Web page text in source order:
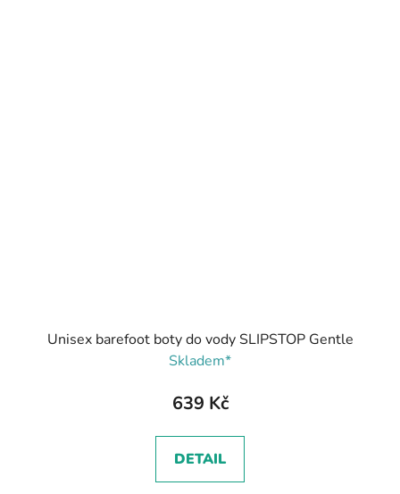
Unisex barefoot boty do vody SLIPSTOP Gentle
Skladem*
639 Kč
DETAIL